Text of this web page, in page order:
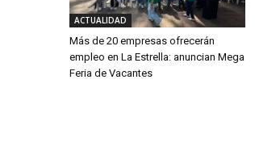
ACTUALIDAD
Más de 20 empresas ofrecerán
empleo en La Estrella: anuncian Mega
Feria de Vacantes